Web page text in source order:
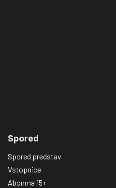
Spored
Spored predstav
Vstopnice
Abonma 15+